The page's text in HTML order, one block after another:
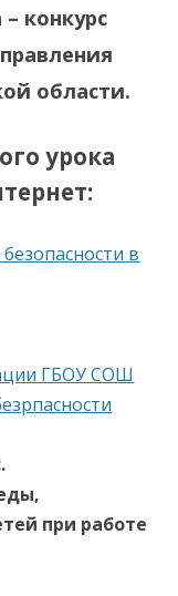
конкурс
области.
урока
в
ГБОУ СОШ
при работе